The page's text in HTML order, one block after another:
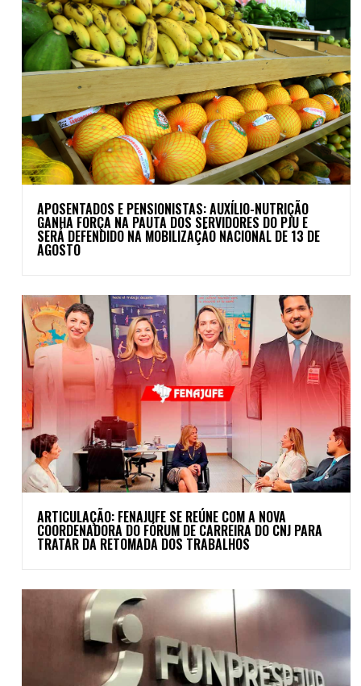
APOSENTADOS E PENSIONISTAS: AUXÍLIO-NUTRIÇÃO
GANHA FORÇA NA PAUTA DOS SERVIDORES DO PJU E
SERÁ DEFENDIDO NA MOBILIZAÇÃO NACIONAL DE 13 DE
AGOSTO
ARTICULAÇÃO: FENAJUFE SE REÚNE COM A NOVA
COORDENADORA DO FÓRUM DE CARREIRA DO CNJ PARA
TRATAR DA RETOMADA DOS TRABALHOS